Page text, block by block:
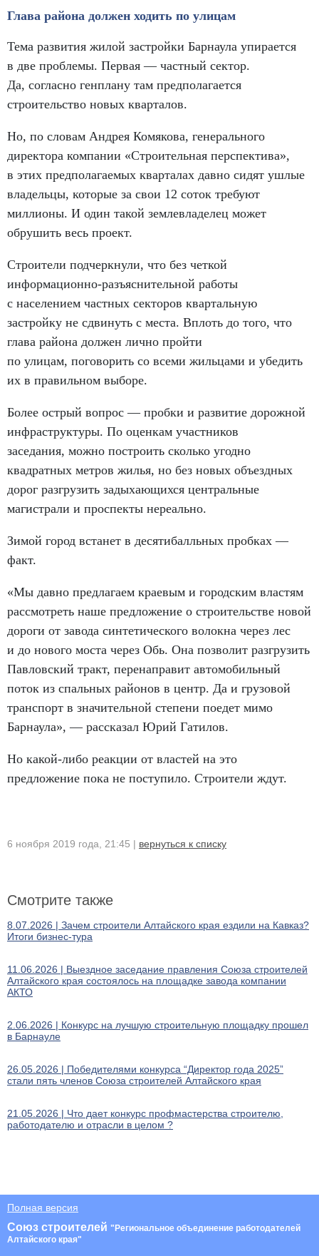
Глава района должен ходить по улицам
Тема развития жилой застройки Барнаула упирается
в две проблемы. Первая — частный сектор.
Да, согласно генплану там предполагается
строительство новых кварталов.
Но, по словам Андрея Комякова, генерального
директора компании «Строительная перспектива»,
в этих предполагаемых кварталах давно сидят ушлые
владельцы, которые за свои 12 соток требуют
миллионы. И один такой землевладелец может
обрушить весь проект.
Строители подчеркнули, что без четкой
информационно-разъяснительной работы
с населением частных секторов квартальную
застройку не сдвинуть с места. Вплоть до того, что
глава района должен лично пройти
по улицам, поговорить со всеми жильцами и убедить
их в правильном выборе.
Более острый вопрос — пробки и развитие дорожной
инфраструктуры. По оценкам участников
заседания, можно построить сколько угодно
квадратных метров жилья, но без новых объездных
дорог разгрузить задыхающихся центральные
магистрали и проспекты нереально.
Зимой город встанет в десятибалльных пробках —
факт.
«Мы давно предлагаем краевым и городским властям
рассмотреть наше предложение о строительстве новой
дороги от завода синтетического волокна через лес
и до нового моста через Обь. Она позволит разгрузить
Павловский тракт, перенаправит автомобильный
поток из спальных районов в центр. Да и грузовой
транспорт в значительной степени поедет мимо
Барнаула», — рассказал Юрий Гатилов.
Но какой-либо реакции от властей на это
предложение пока не поступило. Строители ждут.
6 ноября 2019 года, 21:45 | вернуться к списку
Смотрите также
8.07.2026 | Зачем строители Алтайского края ездили на Кавказ?
Итоги бизнес-тура
11.06.2026 | Выездное заседание правления Союза строителей
Алтайского края состоялось на площадке завода компании
АКТО
2.06.2026 | Конкурс на лучшую строительную площадку прошел
в Барнауле
26.05.2026 | Победителями конкурса “Директор года 2025”
стали пять членов Союза строителей Алтайского края
21.05.2026 | Что дает конкурс профмастерства строителю,
работодателю и отрасли в целом ?
Полная версия
Союз строителей "Региональное объединение работодателей
Алтайского края"